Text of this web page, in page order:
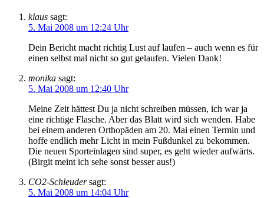
klaus sagt:
5. Mai 2008 um 12:24 Uhr
Dein Bericht macht richtig Lust auf laufen – auch wenn es für
einen selbst mal nicht so gut gelaufen. Vielen Dank!
monika sagt:
5. Mai 2008 um 12:40 Uhr
Meine Zeit hättest Du ja nicht schreiben müssen, ich war ja
eine richtige Flasche. Aber das Blatt wird sich wenden. Habe
bei einem anderen Orthopäden am 20. Mai einen Termin und
hoffe endlich mehr Licht in mein Fußdunkel zu bekommen.
Die neuen Sporteinlagen sind super, es geht wieder aufwärts.
(Birgit meint ich sehe sonst besser aus!)
CO2-Schleuder sagt:
5. Mai 2008 um 14:04 Uhr